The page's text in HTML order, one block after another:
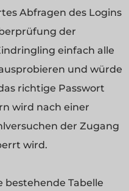
Abfragen des Logins
der
einfach alle
und würde
richtige Passwort
wird nach einer
der Zugang
wird.
bestehende Tabelle